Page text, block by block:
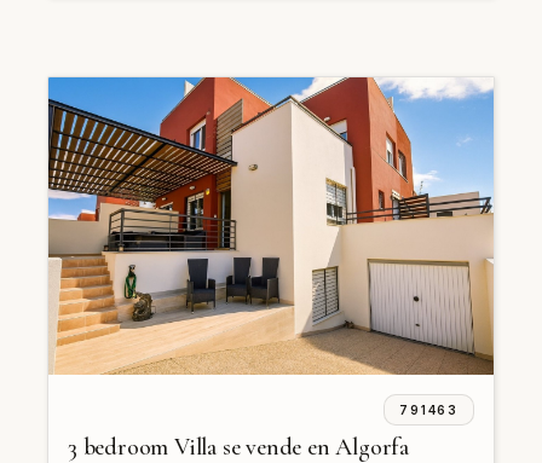
791463
3 bedroom Villa se vende en Algorfa